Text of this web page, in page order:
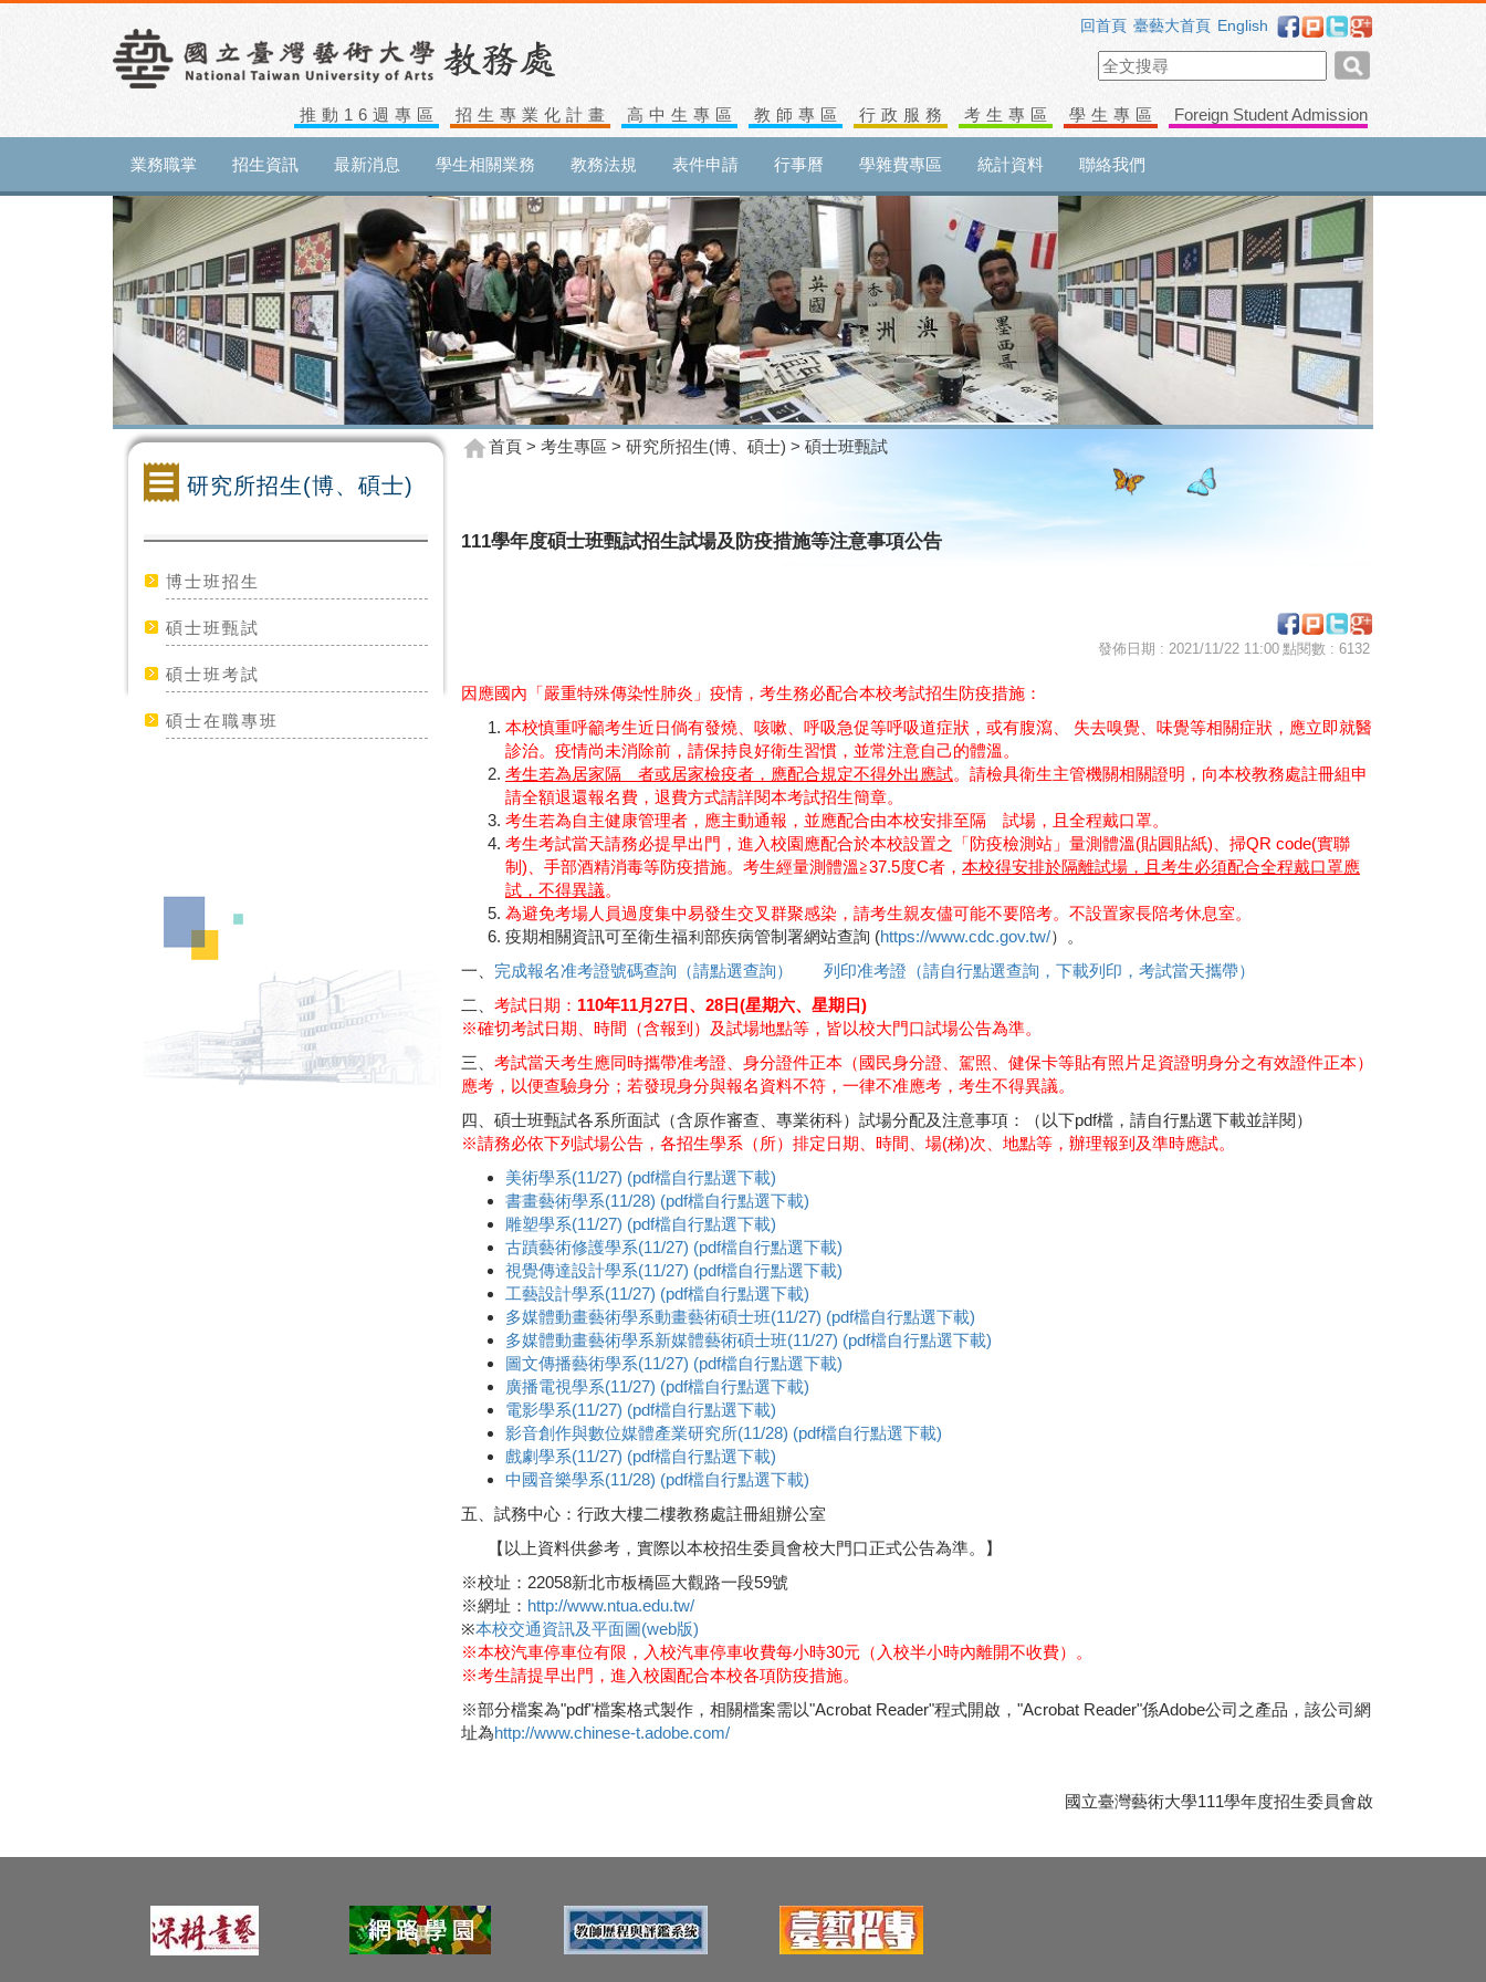
回首頁 臺藝大首頁 English
推動16週專區 招生專業化計畫 高中生專區 教師專區 行政服務 考生專區 學生專區 Foreign Student Admission
業務職掌 招生資訊 最新消息 學生相關業務 教務法規 表件申請 行事曆 學雜費專區 統計資料 聯絡我們
研究所招生(博、碩士)
博士班招生
碩士班甄試
碩士班考試
碩士在職專班
首頁 > 考生專區 > 研究所招生(博、碩士) > 碩士班甄試
111學年度碩士班甄試招生試場及防疫措施等注意事項公告
發佈日期 : 2021/11/22 11:00 點閱數 : 6132
因應國內「嚴重特殊傳染性肺炎」疫情，考生務必配合本校考試招生防疫措施：
本校慎重呼籲考生近日倘有發燒、咳嗽、呼吸急促等呼吸道症狀，或有腹瀉、 失去嗅覺、味覺等相關症狀，應立即就醫
診治。疫情尚未消除前，請保持良好衛生習慣，並常注意自己的體溫。
考生若為居家隔離者或居家檢疫者，應配合規定不得外出應試。請檢具衛生主管機關相關證明，向本校教務處註冊組申
請全額退還報名費，退費方式請詳閱本考試招生簡章。
考生若為自主健康管理者，應主動通報，並應配合由本校安排至隔離試場，且全程戴口罩。
考生考試當天請務必提早出門，進入校園應配合於本校設置之「防疫檢測站」量測體溫(貼圓貼紙)、掃QR code(實聯
制)、手部酒精消毒等防疫措施。考生經量測體溫≧37.5度C者， 本校得安排於隔離試場，且考生必須配合全程戴口罩應
試，不得異議。
為避免考場人員過度集中易發生交叉群聚感染，請考生親友儘可能不要陪考。不設置家長陪考休息室。
疫期相關資訊可至衛生福利部疾病管制署網站查詢 (https://www.cdc.gov.tw/）。
一、 完成報名准考證號碼查詢（請點選查詢）
列印准考證（請自行點選查詢，下載列印，考試當天攜帶）
二、 考試日期： 110年11月27日、28日(星期六、星期日)
※確切考試日期、時間（含報到）及試場地點等，皆以校大門口試場公告為準。
三、 考試當天考生應同時攜帶准考證、身分證件正本（國民身分證、駕照、健保卡等貼有照片足資證明身分之有效證件正本）
應考，以便查驗身分；若發現身分與報名資料不符，一律不准應考，考生不得異議。
四、碩士班甄試各系所面試（含原作審查、專業術科）試場分配及注意事項：（以下pdf檔，請自行點選下載並詳閱）
※請務必依下列試場公告，各招生學系（所）排定日期、時間、場(梯)次、地點等，辦理報到及準時應試。
美術學系(11/27) (pdf檔自行點選下載)
書畫藝術學系(11/28) (pdf檔自行點選下載)
雕塑學系(11/27) (pdf檔自行點選下載)
古蹟藝術修護學系(11/27) (pdf檔自行點選下載)
視覺傳達設計學系(11/27) (pdf檔自行點選下載)
工藝設計學系(11/27) (pdf檔自行點選下載)
多媒體動畫藝術學系動畫藝術碩士班(11/27) (pdf檔自行點選下載)
多媒體動畫藝術學系新媒體藝術碩士班(11/27) (pdf檔自行點選下載)
圖文傳播藝術學系(11/27) (pdf檔自行點選下載)
廣播電視學系(11/27) (pdf檔自行點選下載)
電影學系(11/27) (pdf檔自行點選下載)
影音創作與數位媒體產業研究所(11/28) (pdf檔自行點選下載)
戲劇學系(11/27) (pdf檔自行點選下載)
中國音樂學系(11/28) (pdf檔自行點選下載)
五、試務中心：行政大樓二樓教務處註冊組辦公室
【以上資料供參考，實際以本校招生委員會校大門口正式公告為準。】
※校址：22058新北市板橋區大觀路一段59號
※網址： http://www.ntua.edu.tw/
※本校交通資訊及平面圖(web版)
※本校汽車停車位有限，入校汽車停車收費每小時30元（入校半小時內離開不收費）。
※考生請提早出門，進入校園配合本校各項防疫措施。
※部分檔案為"pdf"檔案格式製作，相關檔案需以"Acrobat Reader"程式開啟，"Acrobat Reader"係Adobe公司之產品，該公司網
址為http://www.chinese-t.adobe.com/
國立臺灣藝術大學111學年度招生委員會啟